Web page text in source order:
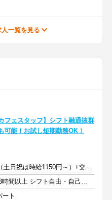
一覧を見る
フェスタッフ】シフト融通抜群
可能！お試し短期勤務OK！
時給1100円～（土日祝は時給1150円～）+交通費
週2日以上 1日3時間以上 シフト自由・自己申告
ート